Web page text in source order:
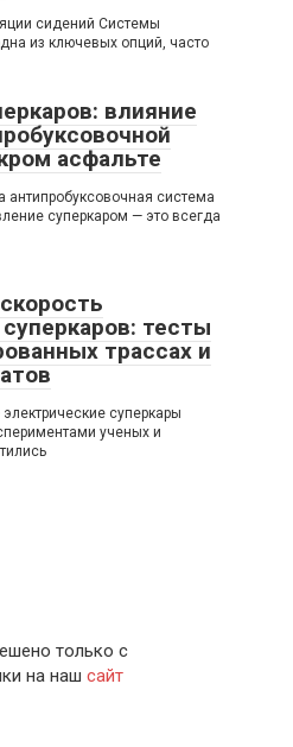
сидений Системы
из ключевых опций, часто
влияние
асфальте
система
суперкаром — это всегда
тесты
трассах и
суперкары
ученых и
только с
на наш сайт